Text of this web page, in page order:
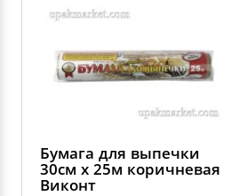
Бумага для выпечки
30см х 25м коричневая
Виконт